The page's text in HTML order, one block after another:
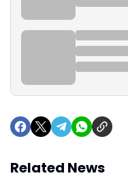
Related News